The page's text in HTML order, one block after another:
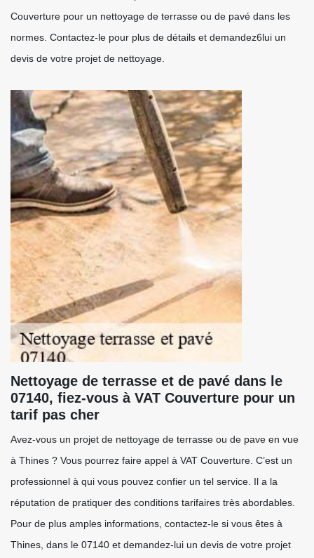
Couverture pour un nettoyage de terrasse ou de pavé dans les
normes. Contactez-le pour plus de détails et demandez6lui un
devis de votre projet de nettoyage.
Nettoyage de terrasse et de pavé dans le
07140, fiez-vous à VAT Couverture pour un
tarif pas cher
Avez-vous un projet de nettoyage de terrasse ou de pave en vue
à Thines ? Vous pourrez faire appel à VAT Couverture. C’est un
professionnel à qui vous pouvez confier un tel service. Il a la
réputation de pratiquer des conditions tarifaires très abordables.
Pour de plus amples informations, contactez-le si vous êtes à
Thines, dans le 07140 et demandez-lui un devis de votre projet